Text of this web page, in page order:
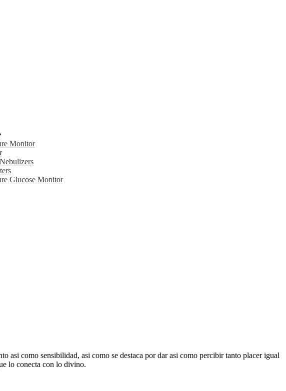
Monitor
Glucose Monitor
asi­ como sensibilidad, asi­ como se destaca por dar asi­ como percibir tanto placer igual
lo conecta con lo divino.